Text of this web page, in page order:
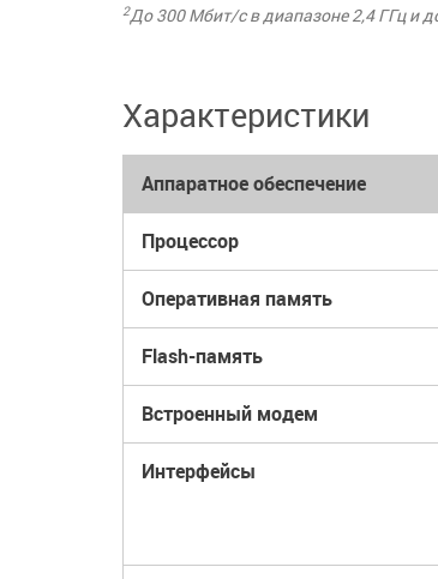
2До 300 Мбит/с в диапазоне 2,4 ГГц и
Характеристики
Аппаратное обеспечение
Процессор
Оперативная память
Flash-память
Встроенный модем
Интерфейсы